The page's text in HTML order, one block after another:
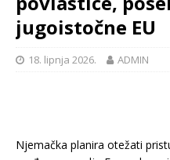
jugoistočne EU
18. lipnja 2026. ADMIN
Njemačka planira otežati